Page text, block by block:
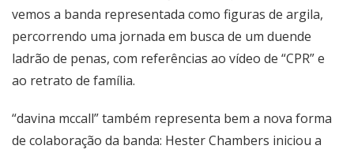
vemos a banda representada como figuras de argila,
percorrendo uma jornada em busca de um duende
ladrão de penas, com referências ao vídeo de “CPR” e
ao retrato de família.
“davina mccall” também representa bem a nova forma
de colaboração da banda: Hester Chambers iniciou a